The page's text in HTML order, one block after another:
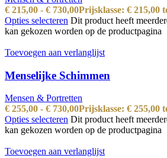
€ 215,00 - € 730,00Prijsklasse: € 215,00
Opties selecteren Dit product heeft
kan gekozen worden op de productpagina
Toevoegen aan verlanglijst
Menselijke Schimmen
Mensen & Portretten
€ 255,00 - € 730,00Prijsklasse: € 255,00
Opties selecteren Dit product heeft
kan gekozen worden op de productpagina
Toevoegen aan verlanglijst